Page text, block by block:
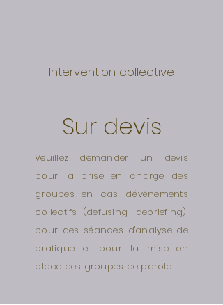
Intervention collective
Sur devis
Veuillez demander un devis
pour la prise en charge des
groupes en cas d'événements
collectifs (defusing, debriefing),
pour des séances d'analyse de
pratique et pour la mise en
place des groupes de parole.